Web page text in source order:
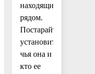
находящихся
рядом.
Постарайтесь
установить,
чья она и
кто ее